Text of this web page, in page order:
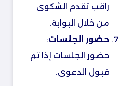
راقب تقدم الشكوى
من خلال البوابة.
حضور الجلسات:
حضور الجلسات إذا تم
قبول الدعوى.